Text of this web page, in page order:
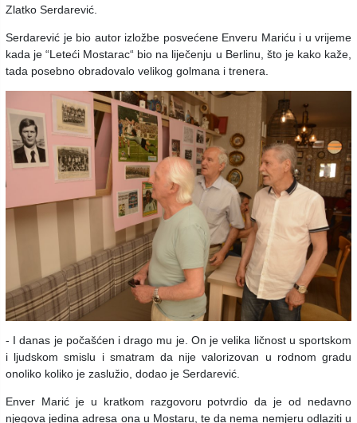
Zlatko Serdarević.
Serdarević je bio autor izložbe posvećene Enveru Mariću i u vrijeme
kada je “Leteći Mostarac“ bio na liječenju u Berlinu, što je kako kaže,
tada posebno obradovalo velikog golmana i trenera.
- I danas je počašćen i drago mu je. On je velika ličnost u sportskom
i ljudskom smislu i smatram da nije valorizovan u rodnom gradu
onoliko koliko je zaslužio, dodao je Serdarević.
Enver Marić je u kratkom razgovoru potvrdio da je od nedavno
njegova jedina adresa ona u Mostaru, te da nema nemjeru odlaziti u